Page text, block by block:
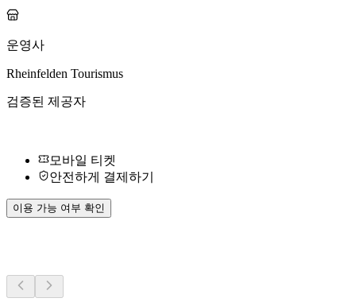
운영사
Rheinfelden Tourismus
검증된 제공자
모바일 티켓
안전하게 결제하기
이용 가능 여부 확인